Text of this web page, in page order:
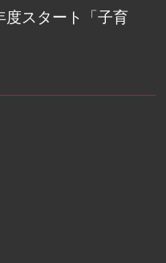
スタート「子育